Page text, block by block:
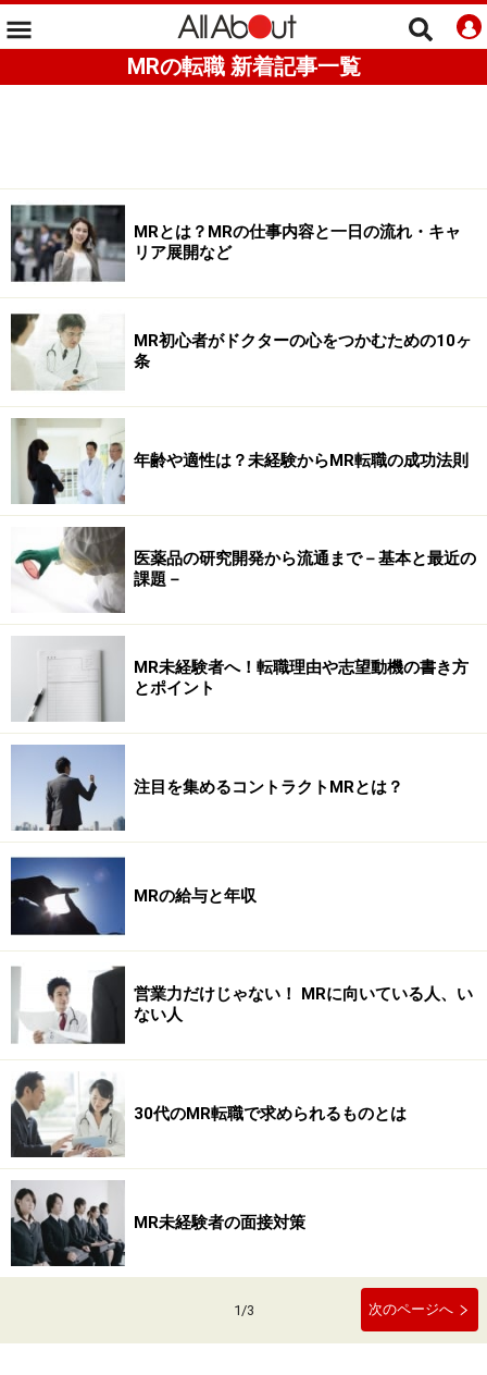
MRの転職 新着記事一覧
MRとは？MRの仕事内容と一日の流れ・キャ
リア展開など
MR初心者がドクターの心をつかむための10ヶ
条
年齢や適性は？未経験からMR転職の成功法則
医薬品の研究開発から流通まで－基本と最近の
課題－
MR未経験者へ！転職理由や志望動機の書き方
とポイント
注目を集めるコントラクトMRとは？
MRの給与と年収
営業力だけじゃない！ MRに向いている人、い
ない人
30代のMR転職で求められるものとは
MR未経験者の面接対策
1/3 次のページへ